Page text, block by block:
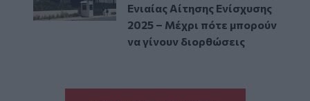
Ενιαίας Αίτησης Ενίσχυσης
2025 – Μέχρι πότε μπορούν
να γίνουν διορθώσεις